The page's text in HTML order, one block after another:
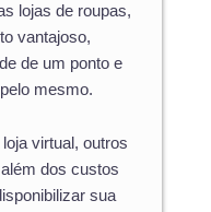
lojas de roupas,
vantajoso,
de um ponto e
mesmo.
virtual, outros
dos custos
sua